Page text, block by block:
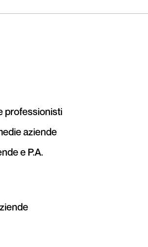
professionisti
aziende
e P.A.